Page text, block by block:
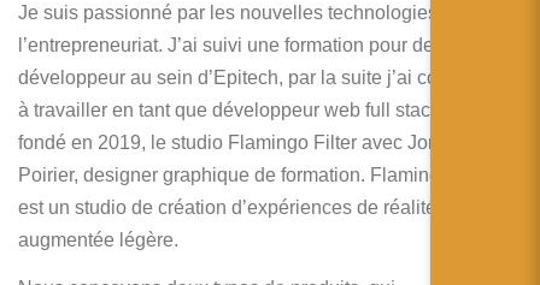
Je suis passionné par les nouvelles technologies et
l’entrepreneuriat. J’ai suivi une formation pour devenir
développeur au sein d’Epitech, par la suite j’ai commencé
à travailler en tant que développeur web full stack. Puis j’ai
fondé en 2019, le studio Flamingo Filter avec Jordan
Poirier, designer graphique de formation. Flamingo Filter
est un studio de création d’expériences de réalité
augmentée légère.